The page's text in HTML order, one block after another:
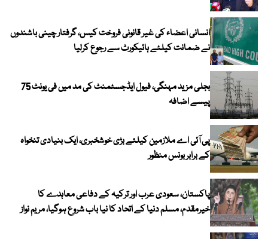
انسانی اعضاء کی غیر قانونی فروخت کیس، گرفتار چینی باشندوں
نے ضمانت کیلئے ہائیکورٹ سے رجوع کرلیا
بجلی مزید مہنگی، فیول ایڈجسٹمنٹ کی مد میں فی یونٹ 75
پیسے اضافہ
پی آئی اے ملازمین کیلئے بڑی خوشخبری، ایک بنیادی تنخواہ
کے برابر بونس منظور
پاکستان، سعودی عرب اور ترکیہ کے دفاعی معاہدے کا
خیرمقدم، مسلم دنیا کے اتحاد کا نیا باب شروع ہوگیا، مریم نواز